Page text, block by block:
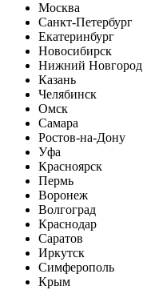
Москва
Санкт-Петербург
Екатеринбург
Новосибирск
Нижний Новгород
Казань
Челябинск
Омск
Самара
Ростов-на-Дону
Уфа
Красноярск
Пермь
Воронеж
Волгоград
Краснодар
Саратов
Иркутск
Симферополь
Крым